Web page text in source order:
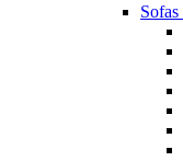
Sofas